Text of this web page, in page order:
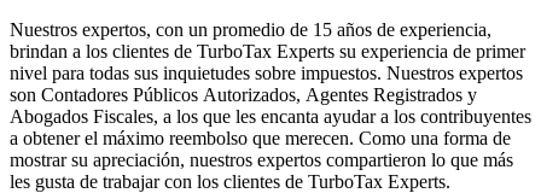
Nuestros expertos, con un promedio de 15 años de experiencia,
brindan a los clientes de TurboTax Experts su experiencia de primer
nivel para todas sus inquietudes sobre impuestos. Nuestros expertos
son Contadores Públicos Autorizados, Agentes Registrados y
Abogados Fiscales, a los que les encanta ayudar a los contribuyentes
a obtener el máximo reembolso que merecen. Como una forma de
mostrar su apreciación, nuestros expertos compartieron lo que más
les gusta de trabajar con los clientes de TurboTax Experts.